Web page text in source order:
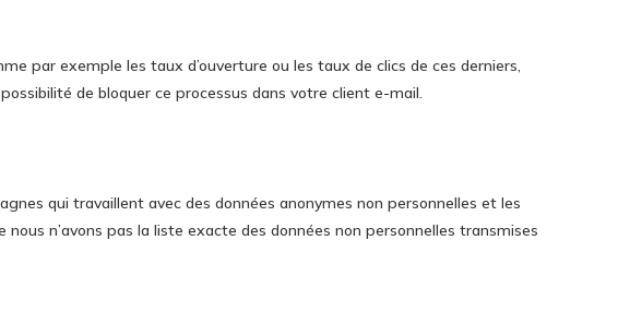
par exemple les taux d’ouverture ou les taux de clics de ces derniers,
de bloquer ce processus dans votre client e-mail.
qui travaillent avec des données anonymes non personnelles et les
n’avons pas la liste exacte des données non personnelles transmises